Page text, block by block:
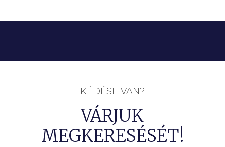
KÉDÉSE VAN?
VÁRJUK
MEGKERESÉSÉT!